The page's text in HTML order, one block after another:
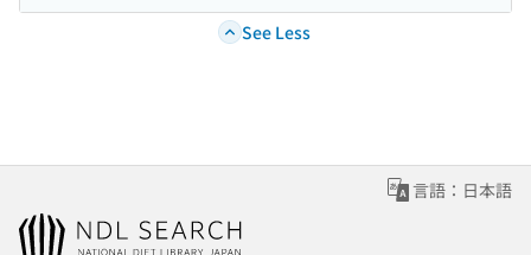
See Less
言語：日本語